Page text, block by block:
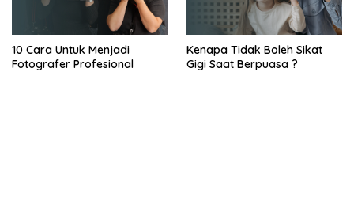
10 Cara Untuk Menjadi
Fotografer Profesional
Kenapa Tidak Boleh Sikat
Gigi Saat Berpuasa ?